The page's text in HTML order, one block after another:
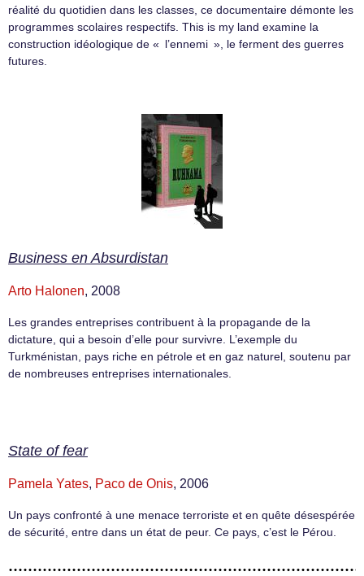
réalité du quotidien dans les classes, ce documentaire démonte les
programmes scolaires respectifs. This is my land examine la
construction idéologique de « l’ennemi », le ferment des guerres
futures.
Business en Absurdistan
Arto Halonen, 2008
Les grandes entreprises contribuent à la propagande de la
dictature, qui a besoin d’elle pour survivre. L’exemple du
Turkménistan, pays riche en pétrole et en gaz naturel, soutenu par
de nombreuses entreprises internationales.
State of fear
Pamela Yates, Paco de Onis, 2006
Un pays confronté à une menace terroriste et en quête désespérée
de sécurité, entre dans un état de peur. Ce pays, c’est le Pérou.